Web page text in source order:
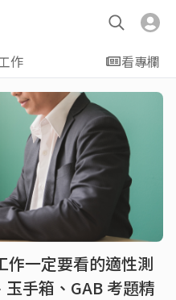
作 看專欄
作一定要看的適性測
手箱、GAB 考題精